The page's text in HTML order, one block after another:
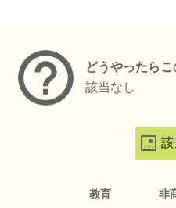
どうやったら
該当なし
該
教育 非